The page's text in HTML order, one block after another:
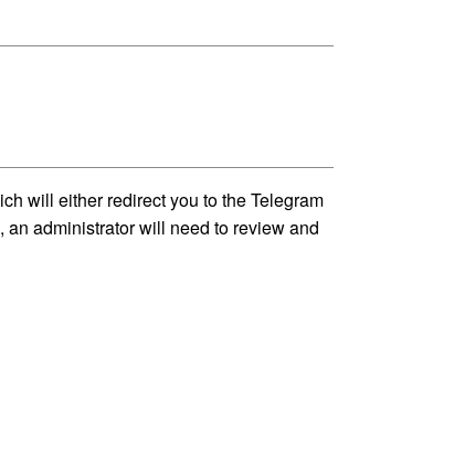
will either redirect you to the Telegram
administrator will need to review and